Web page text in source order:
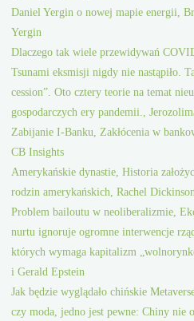
Daniel Yergin o nowej mapie energii,
Yergin
Dlaczego tak wiele przewidywań
Tsunami eksmisji nigdy nie nastąpiło.
cession”. Oto cztery teorie na temat
gospodarczych ery pandemii.,
Zabijanie I-Banku, Zakłócenia w
CB Insights
Amerykańskie dynastie, Historia
rodzin amerykańskich, Rachel Dickinson
Problem bailoutu w neoliberalizmie,
nurtu ignoruje ogromne interwencje
których wymaga kapitalizm
i Gerald Epstein
Jak będzie wyglądało chińskie
czy moda, jedno jest pewne: Chiny nie